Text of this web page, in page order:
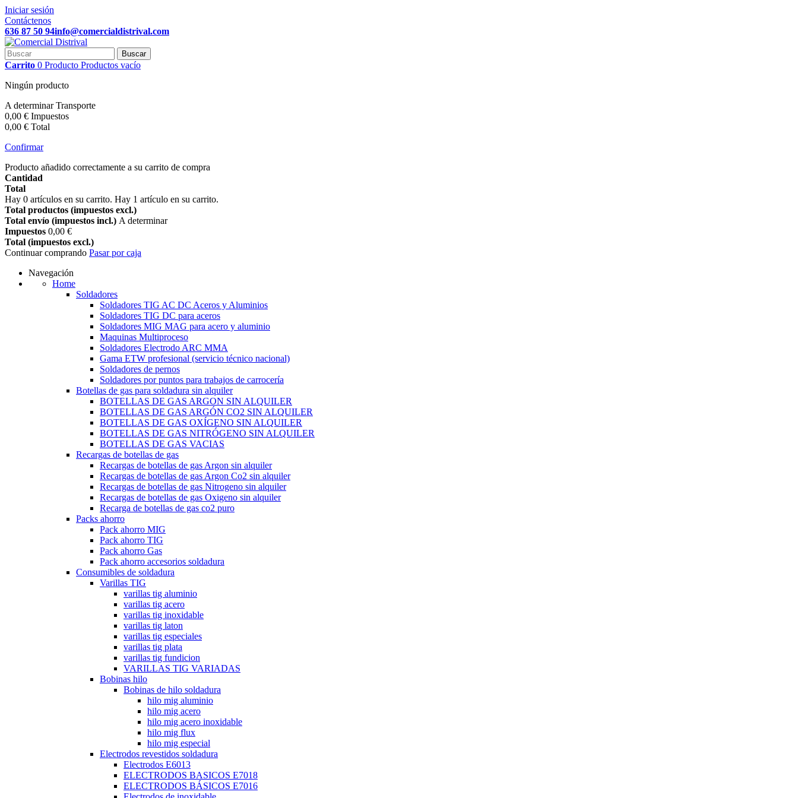
Iniciar sesión
Contáctenos
636 87 50 94info@comercialdistrival.com
Buscar
Carrito 0 Producto Productos vacío
Ningún producto
A determinarTransporte
0,00 € Impuestos
0,00 € Total
Confirmar
Producto añadido correctamente a su carrito de compra
Cantidad
Total
Hay 0 artículos en su carrito. Hay 1 artículo en su carrito.
Total productos (impuestos excl.)
Total envío (impuestos incl.) A determinar
Impuestos 0,00 €
Total (impuestos excl.)
Continuar comprando Pasar por caja
Navegación
Home
Soldadores
Soldadores TIG AC DC Aceros y Aluminios
Soldadores TIG DC para aceros
Soldadores MIG MAG para acero y aluminio
Maquinas Multiproceso
Soldadores Electrodo ARC MMA
Gama ETW profesional (servicio técnico nacional)
Soldadores de pernos
Soldadores por puntos para trabajos de carrocería
Botellas de gas para soldadura sin alquiler
BOTELLAS DE GAS ARGON SIN ALQUILER
BOTELLAS DE GAS ARGÓN CO2 SIN ALQUILER
BOTELLAS DE GAS OXÍGENO SIN ALQUILER
BOTELLAS DE GAS NITRÓGENO SIN ALQUILER
BOTELLAS DE GAS VACIAS
Recargas de botellas de gas
Recargas de botellas de gas Argon sin alquiler
Recargas de botellas de gas Argon Co2 sin alquiler
Recargas de botellas de gas Nitrogeno sin alquiler
Recargas de botellas de gas Oxigeno sin alquiler
Recarga de botellas de gas co2 puro
Packs ahorro
Pack ahorro MIG
Pack ahorro TIG
Pack ahorro Gas
Pack ahorro accesorios soldadura
Consumibles de soldadura
Varillas TIG
varillas tig aluminio
varillas tig acero
varillas tig inoxidable
varillas tig laton
varillas tig especiales
varillas tig plata
varillas tig fundicion
VARILLAS TIG VARIADAS
Bobinas hilo
Bobinas de hilo soldadura
hilo mig aluminio
hilo mig acero
hilo mig acero inoxidable
hilo mig flux
hilo mig especial
Electrodos revestidos soldadura
Electrodos E6013
ELECTRODOS BASICOS E7018
ELECTRODOS BÁSICOS E7016